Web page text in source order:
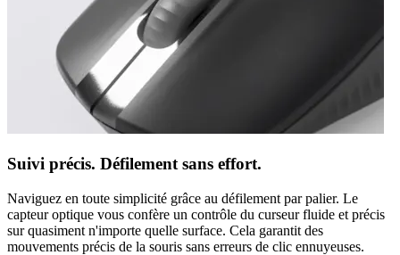
Suivi précis. Défilement sans effort.
Naviguez en toute simplicité grâce au défilement par palier. Le
capteur optique vous confère un contrôle du curseur fluide et précis
sur quasiment n'importe quelle surface. Cela garantit des
mouvements précis de la souris sans erreurs de clic ennuyeuses.